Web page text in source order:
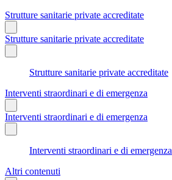
Strutture sanitarie private accreditate
Strutture sanitarie private accreditate
Strutture sanitarie private accreditate
Interventi straordinari e di emergenza
Interventi straordinari e di emergenza
Interventi straordinari e di emergenza
Altri contenuti